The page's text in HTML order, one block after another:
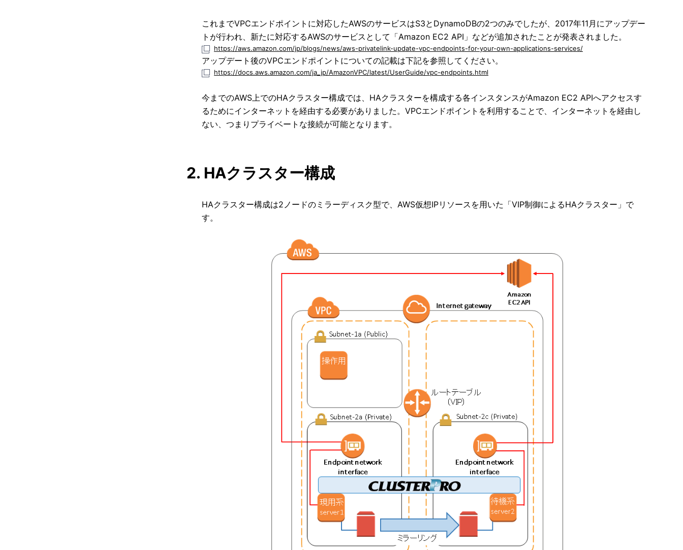
これまでVPCエンドポイントに対応したAWSのサービスはS3とDynamoDBの2つのみでしたが、2017年11月にアップデー
トが行われ、新たに対応するAWSのサービスとして「Amazon EC2 API」などが追加されたことが発表されました。
https://aws.amazon.com/jp/blogs/news/aws-privatelink-update-vpc-endpoints-for-your-own-applications-services/
アップデート後のVPCエンドポイントについての記載は下記を参照してください。
https://docs.aws.amazon.com/ja_jp/AmazonVPC/latest/UserGuide/vpc-endpoints.html
今までのAWS上でのHAクラスター構成では、HAクラスターを構成する各インスタンスがAmazon EC2 APIへアクセスす
るためにインターネットを経由する必要がありました。VPCエンドポイントを利用することで、インターネットを経由し
ない、つまりプライベートな接続が可能となります。
2. HAクラスター構成
HAクラスター構成は2ノードのミラーディスク型で、AWS仮想IPリソースを用いた「VIP制御によるHAクラスター」で
す。